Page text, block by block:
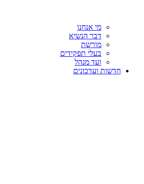
מי אנחנו
דבר הנשיא
מורשת
בעלי תפקידים
ועד מנהל
חדשות ועדכונים